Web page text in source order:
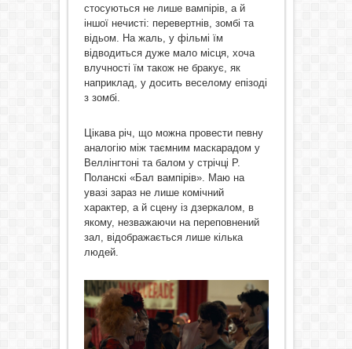
стосуються не лише вампірів, а й
іншої нечисті: перевертнів, зомбі та
відьом. На жаль, у фільмі їм
відводиться дуже мало місця, хоча
влучності їм також не бракує, як
наприклад, у досить веселому епізоді
з зомбі.
Цікава річ, що можна провести певну
аналогію між таємним маскарадом у
Веллінгтоні та балом у стрічці Р.
Поланскі «Бал вампірів». Маю на
увазі зараз не лише комічний
характер, а й сцену із дзеркалом, в
якому, незважаючи на переповнений
зал, відображається лише кілька
людей.